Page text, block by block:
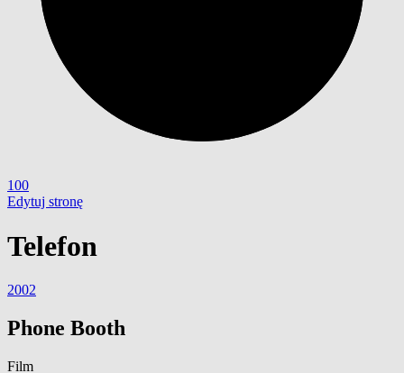
100
Edytuj stronę
Telefon
2002
Phone Booth
Film